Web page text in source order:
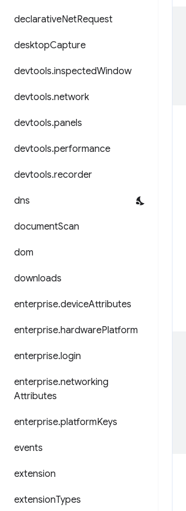
declarativeNetRequest
desktopCapture
devtools.inspectedWindow
devtools.network
devtools.panels
devtools.performance
devtools.recorder
dns
documentScan
dom
downloads
enterprise.deviceAttributes
enterprise.hardwarePlatform
enterprise.login
enterprise.networking
Attributes
enterprise.platformKeys
events
extension
extensionTypes